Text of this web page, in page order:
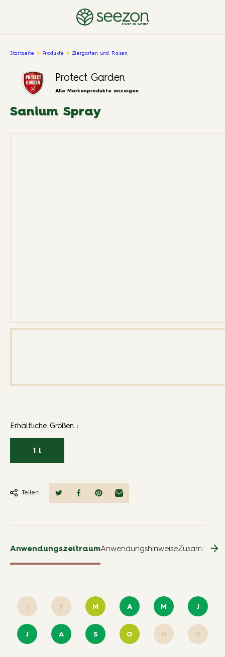
PULSE OF NATURE
Startseite Produkte Ziergarten und Rasen
Protect Garden
Alle Markenprodukte anzeigen
Sanium Spray
Erhältliche Größen :
1 l
Teilen
AnwendungszeitraumAnwendungshinweise
J F M A M J
J A S O N D